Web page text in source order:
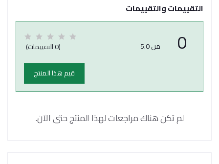
التقييمات والتقييمات
0 من 5.0 (0 التقييمات)
قيم هذا المنتج
لم تكن هناك مراجعات لهذا المنتج حتى الآن.